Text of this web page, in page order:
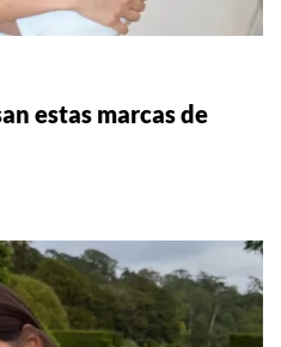
estas marcas de